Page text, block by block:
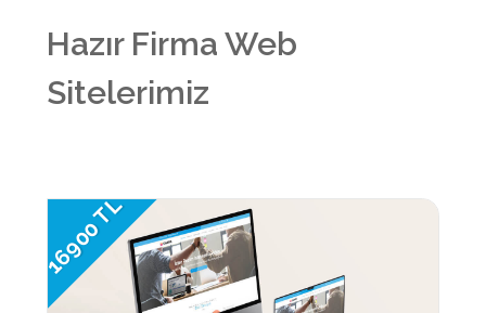
Hazır Firma Web
Sitelerimiz
16900 TL